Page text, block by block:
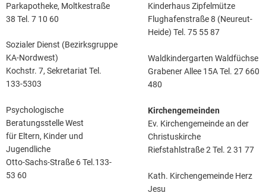
Parkapotheke, Moltkestraße
38 Tel. 7 10 60
Sozialer Dienst (Bezirksgruppe
KA-Nordwest)
Kochstr. 7, Sekretariat Tel.
133-5303
Psychologische
Beratungsstelle West
für Eltern, Kinder und
Jugendliche
Otto-Sachs-Straße 6 Tel.133-
53 60
Kinderhaus Zipfelmütze
Flughafenstraße 8 (Neureut-
Heide) Tel. 75 55 87
Waldkindergarten Waldfüchse
Grabener Allee 15A Tel. 27 660
480
Kirchengemeinden
Ev. Kirchengemeinde an der
Christuskirche
Riefstahlstraße 2 Tel. 2 31 77
Kath. Kirchengemeinde Herz
Jesu